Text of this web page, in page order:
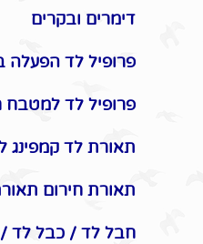
דימרים ובקרים
פרופיל לד הפעלה
פרופיל לד למטבח
תאורת לד קמפינג
תאורת חירום
חבל לד / כבל לד